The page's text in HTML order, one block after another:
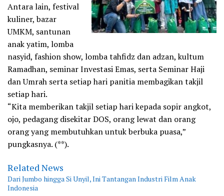
Antara lain, festival
kuliner, bazar
UMKM, santunan
anak yatim, lomba
nasyid, fashion show, lomba tahfidz dan adzan, kultum
Ramadhan, seminar Investasi Emas, serta Seminar Haji
dan Umrah serta setiap hari panitia membagikan takjil
setiap hari.
“Kita memberikan takjil setiap hari kepada sopir angkot,
ojo, pedagang disekitar DOS, orang lewat dan orang
orang yang membutuhkan untuk berbuka puasa,”
pungkasnya. (**).
Related News
Dari Jumbo hingga Si Unyil, Ini Tantangan Industri Film Anak
Indonesia